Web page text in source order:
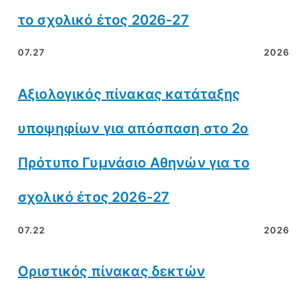
το σχολικό έτος 2026-27
07.27 2026
Αξιολογικός πίνακας κατάταξης
υποψηφίων για απόσπαση στο 2ο
Πρότυπο Γυμνάσιο Αθηνών για το
σχολικό έτος 2026-27
07.22 2026
Οριστικός πίνακας δεκτών